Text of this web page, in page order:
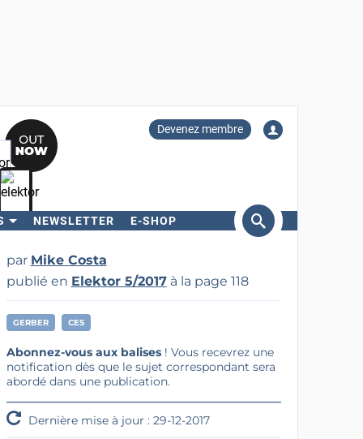
Devenez membre
NEWSLETTER E-SHOP
par Mike Costa
publié en Elektor 5/2017à la page 118
GERBER CES
Abonnez-vous aux balises! Vous recevrez une
notification dès que le sujet correspondant sera
abordé dans une publication.
Dernière mise à jour : 29-12-2017